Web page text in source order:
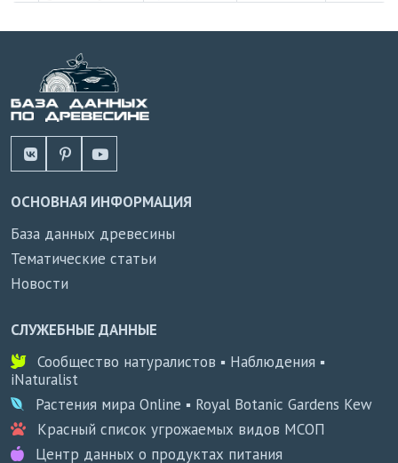
ОСНОВНАЯ ИНФОРМАЦИЯ
База данных древесины
Тематические статьи
Новости
СЛУЖЕБНЫЕ ДАННЫЕ
Сообщество натуралистов ▪ Наблюдения ▪
iNaturalist
Растения мира Online ▪ Royal Botanic Gardens Kew
Красный список угрожаемых видов МСОП
Центр данных о продуктах питания